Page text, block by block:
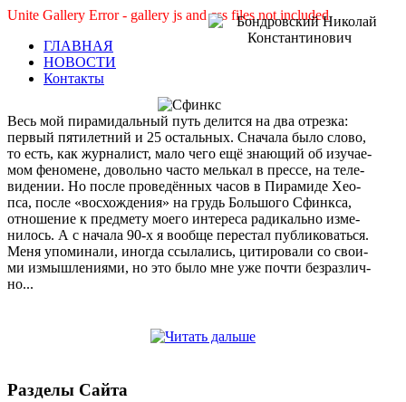
Unite Gallery Error - gallery js and css files not included
ГЛАВНАЯ
НОВОСТИ
Контакты
Весь мой пи­ра­ми­даль­ный путь де­лит­ся на два от­рез­ка:
пер­вый пя­ти­лет­ний и 25 осталь­ных. Сна­ча­ла бы­ло сло­во,
то есть, как жур­на­лист, ма­ло че­го ещё зна­ю­щий об изу­ча­е­
мом фе­но­ме­не, до­воль­но ча­сто мель­кал в прес­се, на те­ле­
ви­де­нии. Но по­сле про­ве­дён­ных ча­сов в Пи­ра­ми­де Хео­
пса, по­сле «вос­хож­де­ния» на грудь Боль­шо­го Сфинк­са,
от­но­ше­ние к пред­ме­ту мо­е­го ин­те­ре­са ра­ди­каль­но из­ме­
ни­лось. А с на­ча­ла 90-х я во­об­ще пе­ре­стал пуб­ли­ко­вать­ся.
Ме­ня упо­ми­на­ли, ино­гда ссы­ла­лись, ци­ти­ро­ва­ли со сво­и­
ми из­мыш­ле­ни­я­ми, но это бы­ло мне уже по­чти без­раз­лич­
но...
Разделы Сайта